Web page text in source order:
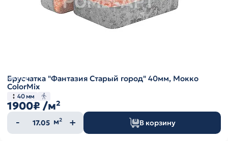
Брусчатка "Фантазия Старый город" 40мм, Мокко
ColorMix
40 мм
1900₽ /м²
Количество
товара
м² В корзину